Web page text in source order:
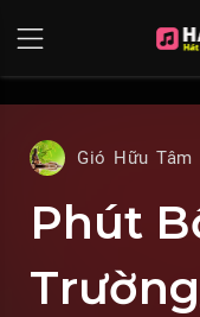
Gió Hữu Tâm
Phút